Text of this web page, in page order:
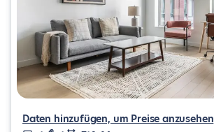
Daten hinzufügen, um Preise anzusehen